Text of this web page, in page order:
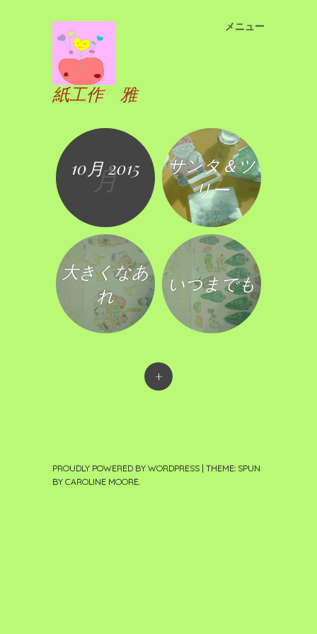
紙工作 雅
メニュー
ン
テ
ン
ツ
ッ
プ
10月 2015
月
サンタ＆ツ
リー
大きくなあ
れ
いつまでも
+
PROUDLY POWERED BY WORDPRESS | THEME: SPUN
BY CAROLINE MOORE